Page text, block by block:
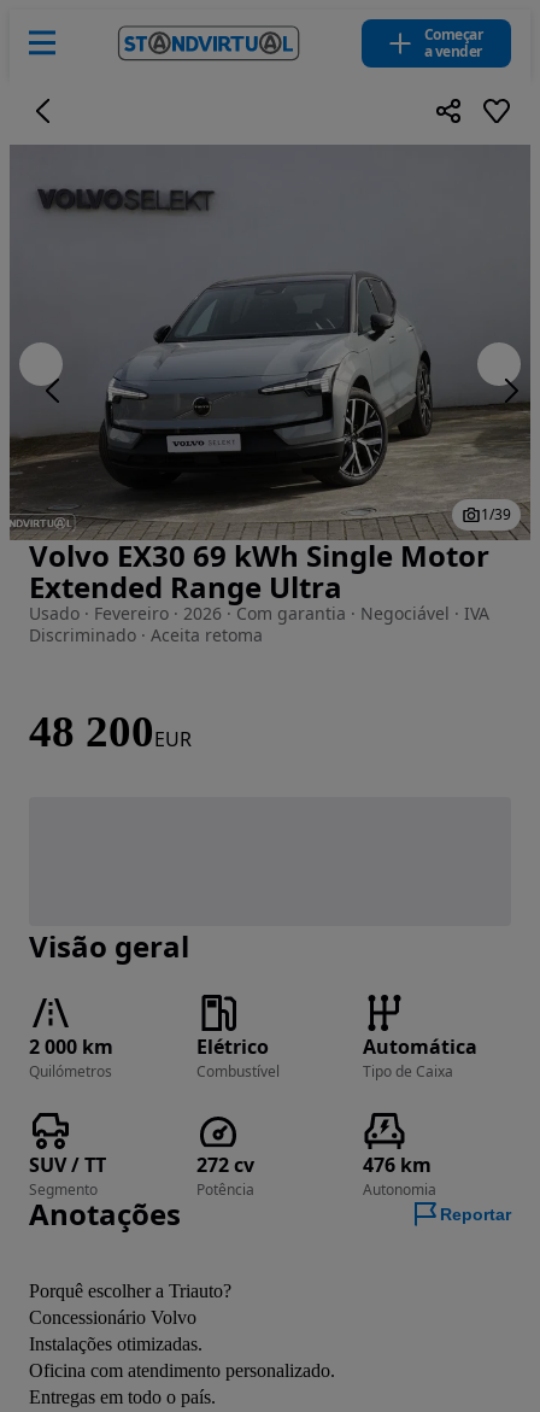
Começar
a vender
Imagem 1 de 39
1/39
Volvo EX30 69 kWh Single Motor
Extended Range Ultra
Usado · Fevereiro · 2026 · Com garantia · Negociável · IVA
Discriminado · Aceita retoma
48 200EUR
Visão geral
2 000 km
Quilómetros
Elétrico
Combustível
Automática
Tipo de Caixa
SUV / TT
Segmento
272 cv
Potência
476 km
Autonomia
Anotações Reportar
Porquê escolher a Triauto?
Concessionário Volvo
Instalações otimizadas.
Oficina com atendimento personalizado.
Entregas em todo o país.